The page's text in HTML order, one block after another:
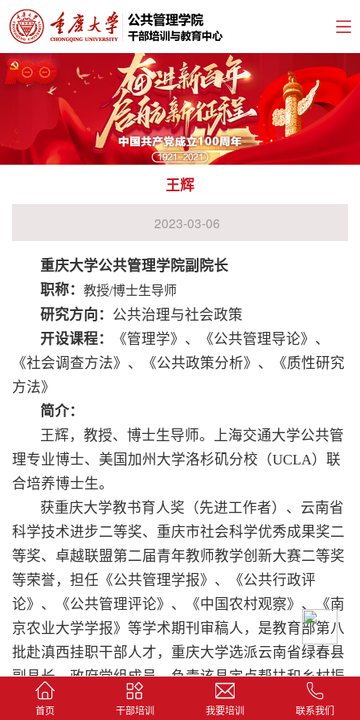
首页 干部培训 我要培训 联系我们
王辉
2023-03-06
重庆大学公共管理学院副院长
职称：教授/博士生导师
研究方向： 公共治理与社会政策
开设课程：
《管理学》、《公共管理导论》、
《社会调查方法》、《公共政策分析》、《质性研究
方法》
简介：
王辉，教授、博士生导师。上海交通大学公共管
理专业博士、美国加州大学洛杉矶分校（UCLA）联
合培养博士生。
获重庆大学教书育人奖（先进工作者）、云南省
科学技术进步二等奖、重庆市社会科学优秀成果奖二
等奖、卓越联盟第二届青年教师教学创新大赛二等奖
等荣誉，担任《公共管理学报》、《公共行政评
论》、《公共管理评论》、《中国农村观察》、《南
京农业大学学报》等学术期刊审稿人，是教育部第八
批赴滇西挂职干部人才，重庆大学选派云南省绿春县
副县长、政府党组成员，负责该县定点帮扶和乡村振
兴工作。